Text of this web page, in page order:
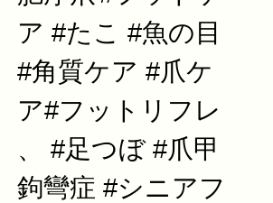
ア #たこ #魚の目
#角質ケア #爪ケ
ア#フットリフレ
、 #足つぼ #爪甲
鉤彎症 #シニアフ